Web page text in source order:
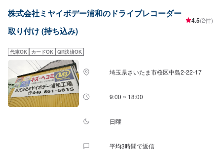
スタムなどにも力を入れ、工場での一貫作業として今までのノウハウを生か
しております。当店はただ車を修理したり販売するだけでなく、お客様に何
かあった時にすぐに駆け付け、相談に乗り、対応から解決まで導くことがで
の身近な相談役」として、お困りの際はお気軽にご相談ください。【作業実
績】スバルWRXSTI24,750円【1】オファーにてお問い合わせ【2】お見積り
【3】お見積りにご納得いただければ作業開始【4】仕上がり次第納車-----納
期について-----納期は通常30分程度で納車となります。(要相談)納期は前後す
る場合がございます。予めご了承ください。-----代車について-----代車をご用
意しています。お車の作業中は代車をご利用ください。※代車の燃料代はお客
様にご負担いただいております。-----ご来店時の注意、受付方法-----お客様を
す。ご来店時にはお客様用駐車場にお停めください。受付はスタッフへ「メ
株式会社ミヤイボデー浦和のドライブレコーダー
取り付け (持ち込み)
4.5(2件)
代車OK カードOK QR決済OK
埼玉県さいたま市桜区中島2-22-17
9:00 ~ 18:00
日曜
平均3時間で返信